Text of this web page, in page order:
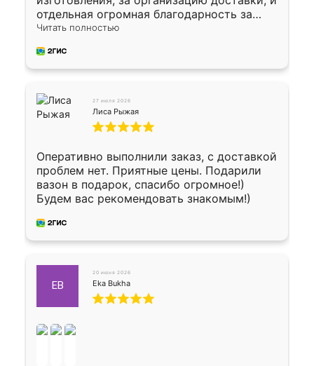
отдельная огромная благодарность за
укладку плитки Оганесу, за два дня 70 кв,
Читать полностью
27 июля 2026
Лиса Рыжая
Оперативно выполнили заказ, с доставкой
проблем нет. Приятные цены. Подарили
вазон в подарок, спасибо огромное!)
Будем вас рекомендовать знакомым!)
EB
20 июня 2026
Eka Bukha